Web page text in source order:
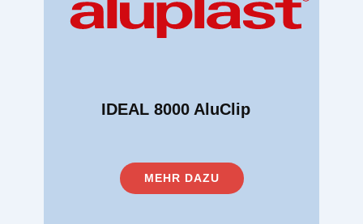
IDEAL 8000 AluClip
MEHR DAZU